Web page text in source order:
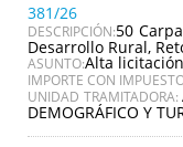
381/26
DESCRIPCIÓN:50
Desarrollo Rural,
ASUNTO:Alta
IMPORTE CON
UNIDAD TRAMITADORA:
DEMOGRÁFICO Y